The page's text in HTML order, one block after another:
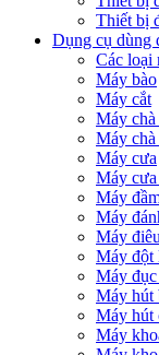
Thiết bị
Dụng cụ dùng
Các loại
Máy bào
Máy cắt
Máy chà
Máy chà
Máy cưa
Máy
Máy
Máy
Máy
Máy đột
Máy
Máy hút
Máy hút
Máy